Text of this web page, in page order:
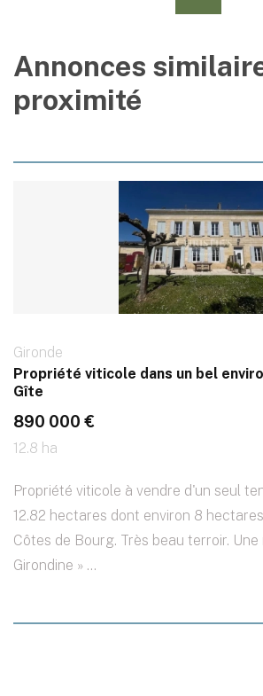
Annonces
proximité
Gironde
Propriété viticole dans un bel
Gîte
890 000 €
12.8 ha
Propriété viticole à vendre d'un seul
12.82 hectares dont environ 8
Côtes de Bourg. Très beau terroir. Une
Girondine » ...